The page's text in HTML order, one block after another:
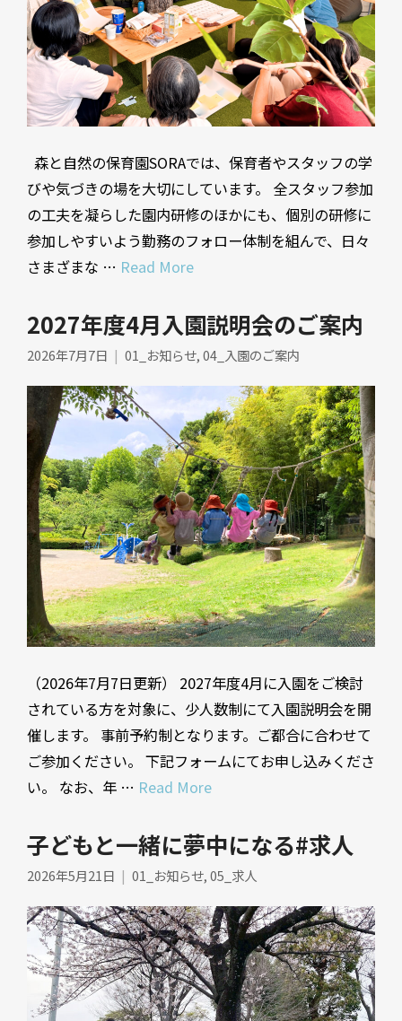
森と自然の保育園SORAでは、保育者やスタッフの学
びや気づきの場を大切にしています。 全スタッフ参加
の工夫を凝らした園内研修のほかにも、個別の研修に
参加しやすいよう勤務のフォロー体制を組んで、日々
さまざまな … Read More
2027年度4月入園説明会のご案内
2026年7月7日 01_お知らせ,04_入園のご案内
（2026年7月7日更新） 2027年度4月に入園をご検討
されている方を対象に、少人数制にて入園説明会を開
催します。 事前予約制となります。ご都合に合わせて
ご参加ください。 下記フォームにてお申し込みくださ
い。 なお、年 … Read More
子どもと一緒に夢中になる#求人
2026年5月21日 01_お知らせ,05_求人